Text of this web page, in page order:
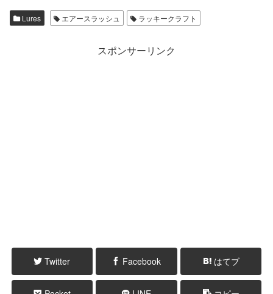
Lures エアースラッシュ ラッキークラフト
スポンサーリンク
Twitter Facebook はてブ